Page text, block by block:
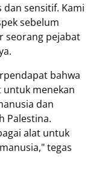
dan sensitif. Kami
sebelum
seorang pejabat
bahwa
untuk menekan
dan
Palestina.
alat untuk
tegas